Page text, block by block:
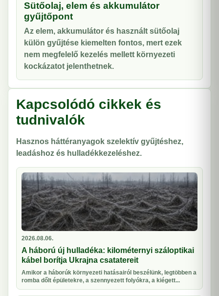
Sütőolaj, elem és akkumulátor
gyűjtőpont
Az elem, akkumulátor és használt sütőolaj
külön gyűjtése kiemelten fontos, mert ezek
nem megfelelő kezelés mellett környezeti
kockázatot jelenthetnek.
Kapcsolódó cikkek és
tudnivalók
Hasznos háttéranyagok szelektív gyűjtéshez,
leadáshoz és hulladékkezeléshez.
2026.08.06.
A háború új hulladéka: kilométernyi száloptikai
kábel borítja Ukrajna csatatereit
Amikor a háborúk környezeti hatásairól beszélünk, legtöbben a
romba dőlt épületekre, a szennyezett folyókra, a kiégett...